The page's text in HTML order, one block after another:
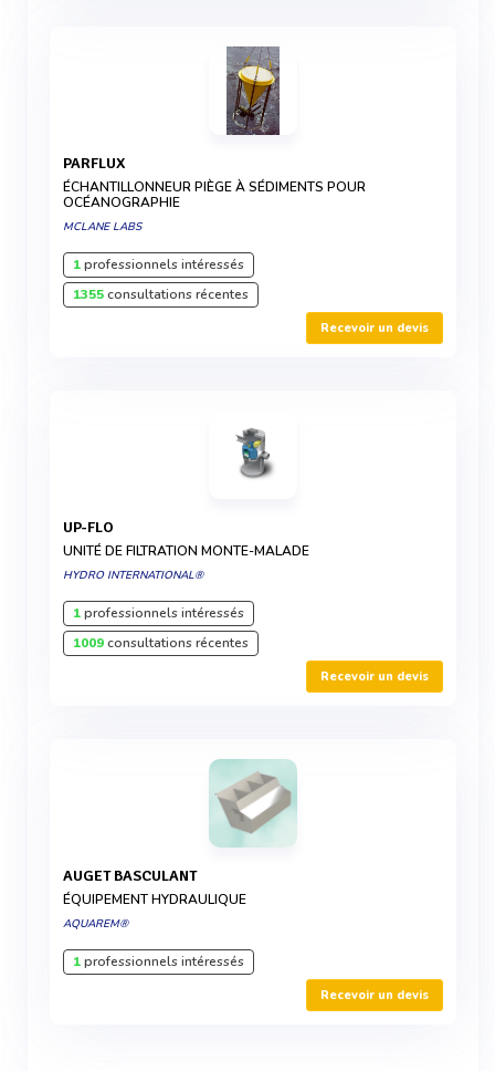
PARFLUX
ÉCHANTILLONNEUR PIÈGE À SÉDIMENTS POUR
OCÉANOGRAPHIE
MCLANE LABS
1professionnels intéressés
1355consultations récentes
Recevoir un devis
UP-FLO
UNITÉ DE FILTRATION MONTE-MALADE
HYDRO INTERNATIONAL®
1professionnels intéressés
1009consultations récentes
Recevoir un devis
AUGET BASCULANT
ÉQUIPEMENT HYDRAULIQUE
AQUAREM®
1professionnels intéressés
Recevoir un devis